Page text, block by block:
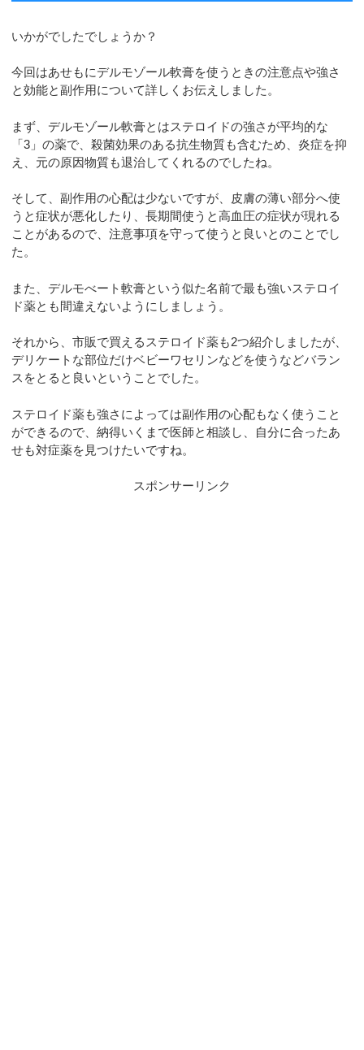
いかがでしたでしょうか？
今回はあせもにデルモゾール軟膏を使うときの注意点や強さ
と効能と副作用について詳しくお伝えしました。
まず、デルモゾール軟膏とはステロイドの強さが平均的な
「3」の薬で、殺菌効果のある抗生物質も含むため、炎症を抑
え、元の原因物質も退治してくれるのでしたね。
そして、副作用の心配は少ないですが、皮膚の薄い部分へ使
うと症状が悪化したり、長期間使うと高血圧の症状が現れる
ことがあるので、注意事項を守って使うと良いとのことでし
た。
また、デルモべート軟膏という似た名前で最も強いステロイ
ド薬とも間違えないようにしましょう。
それから、市販で買えるステロイド薬も2つ紹介しましたが、
デリケートな部位だけベビーワセリンなどを使うなどバラン
スをとると良いということでした。
ステロイド薬も強さによっては副作用の心配もなく使うこと
ができるので、納得いくまで医師と相談し、自分に合ったあ
せも対症薬を見つけたいですね。
スポンサーリンク